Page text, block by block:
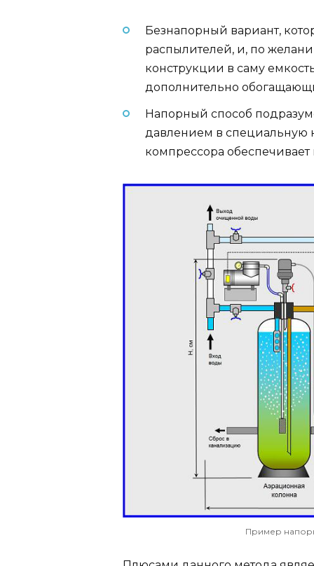
Безнапорный вариант,
распылителей, и, по
конструкции в саму
дополнительно
Напорный способ
давлением в специальную
компрессора
Пример